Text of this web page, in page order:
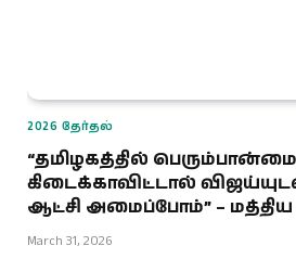
2026 தேர்தல்
“தமிழகத்தில் பெரும்பான்மை
கிடைக்காவிட்டால்
ஆட்சி அமைப்போம்” –
March 31, 2026